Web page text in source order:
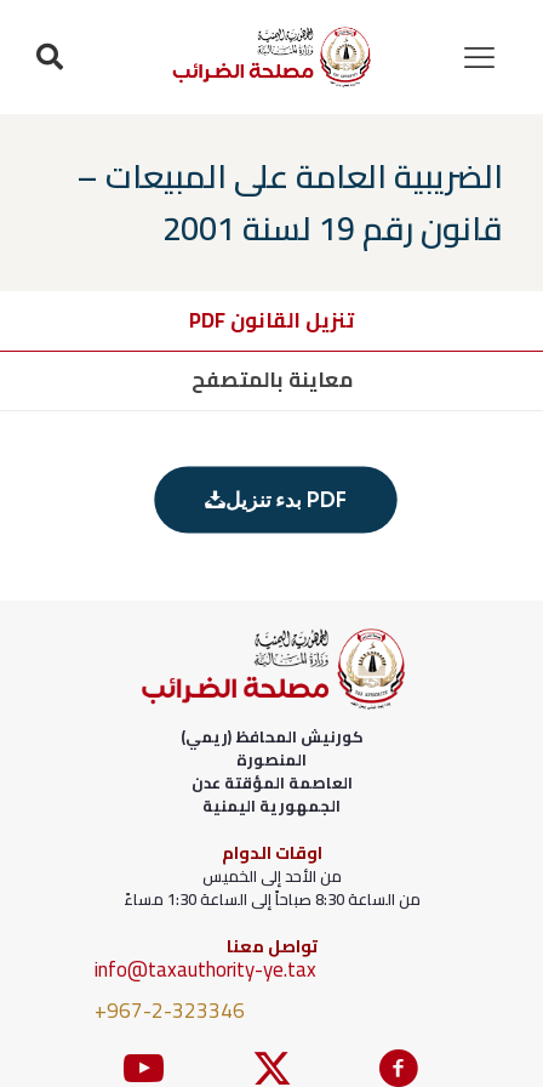
الضريبية العامة على المبيعات –
قانون رقم 19 لسنة 2001
تنزيل القانون PDF
معاينة بالمتصفح
بدء تنزيل PDF
كورنيش المحافظ (ريمي)
المنصورة
العاصمة المؤقتة عدن
الجمهورية اليمنية
اوقات الدوام
من الأحد إلى الخميس
من الساعة 8:30 صباحاً إلى الساعة 1:30 مساءً
تواصل معنا
info@taxauthority-ye.tax
+967-2-323346